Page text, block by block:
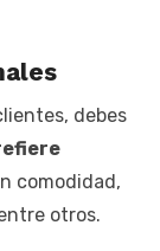
debes
comodidad,
otros.